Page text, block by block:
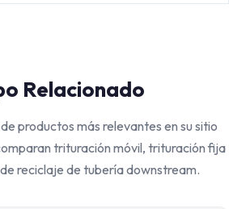
Relacionado
productos más relevantes en su sitio
trituración móvil, trituración fija
reciclaje de tubería downstream.